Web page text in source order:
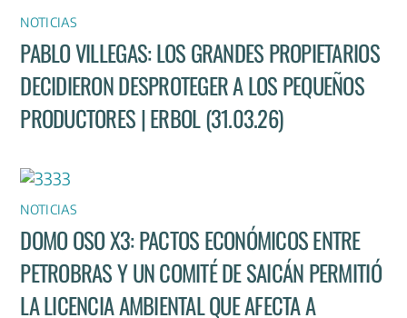
NOTICIAS
PABLO VILLEGAS: LOS GRANDES PROPIETARIOS
DECIDIERON DESPROTEGER A LOS PEQUEÑOS
PRODUCTORES | ERBOL (31.03.26)
NOTICIAS
DOMO OSO X3: PACTOS ECONÓMICOS ENTRE
PETROBRAS Y UN COMITÉ DE SAICÁN PERMITIÓ
LA LICENCIA AMBIENTAL QUE AFECTA A